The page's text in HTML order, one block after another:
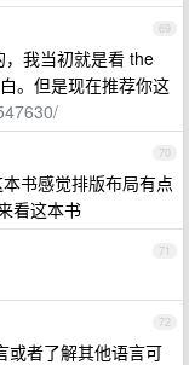
69
我当初就是看 the
。但是现在推荐你这
70
书感觉排版布局有点
看这本书
71
72
或者了解其他语言可